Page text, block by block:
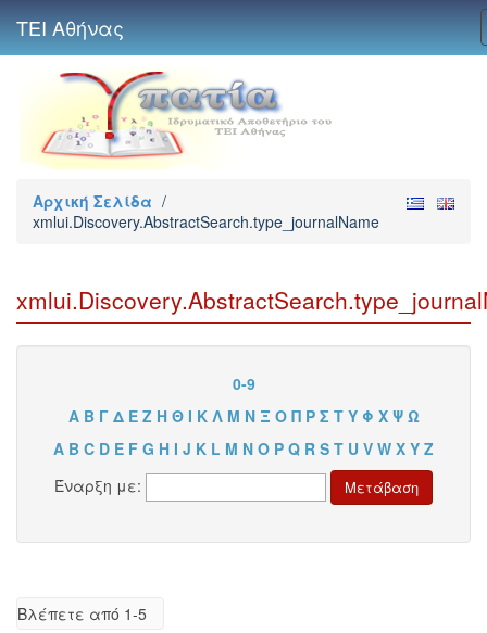
ΤΕΙ Αθήνας
Αρχική Σελίδα /
xmlui.Discovery.AbstractSearch.type_journalName
0-9
Α Β Γ Δ Ε Ζ Η Θ Ι Κ Λ Μ Ν Ξ Ο Π Ρ Σ Τ Υ Φ Χ Ψ Ω
A B C D E F G H I J K L M N O P Q R S T U V W X Y Z
Έναρξη με:
Βλέπετε από 1-5